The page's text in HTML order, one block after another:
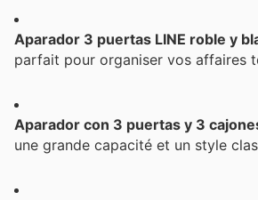
Aparador 3 puertas LINE roble y
parfait pour organiser vos affaires
Aparador con 3 puertas y 3
une grande capacité et un style